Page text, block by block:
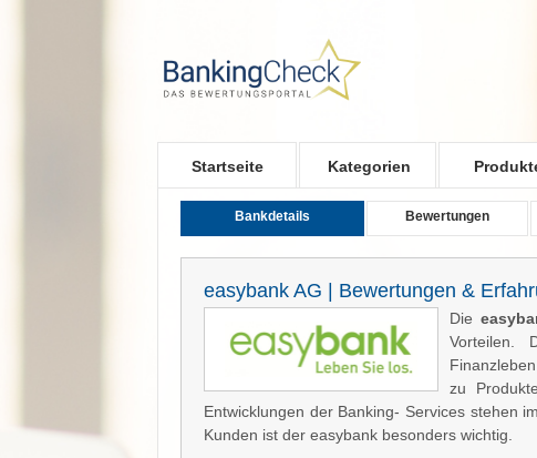
Startseite Kategorien
Bankdetails Bewertungen
easybank AG | Bewertungen &
Die
Vorteilen.
zu
Entwicklungen der Banking- Services stehen
Kunden ist der easybank besonders wichtig.